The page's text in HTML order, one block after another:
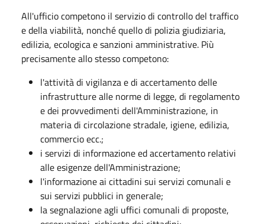
All'ufficio competono il servizio di controllo del traffico
e della viabilità, nonché quello di polizia giudiziaria,
edilizia, ecologica e sanzioni amministrative. Più
precisamente allo stesso competono:
l'attività di vigilanza e di accertamento delle
infrastrutture alle norme di legge, di regolamento
e dei provvedimenti dell'Amministrazione, in
materia di circolazione stradale, igiene, edilizia,
commercio ecc.;
i servizi di informazione ed accertamento relativi
alle esigenze dell'Amministrazione;
l'informazione ai cittadini sui servizi comunali e
sui servizi pubblici in generale;
la segnalazione agli uffici comunali di proposte,